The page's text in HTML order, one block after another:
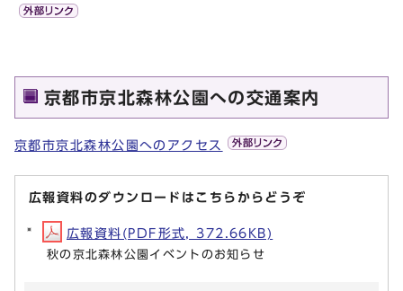
京都市京北森林公園への交通案内
京都市京北森林公園へのアクセス
広報資料のダウンロードはこちらからどうぞ
広報資料(PDF形式, 372.66KB)
秋の京北森林公園イベントのお知らせ